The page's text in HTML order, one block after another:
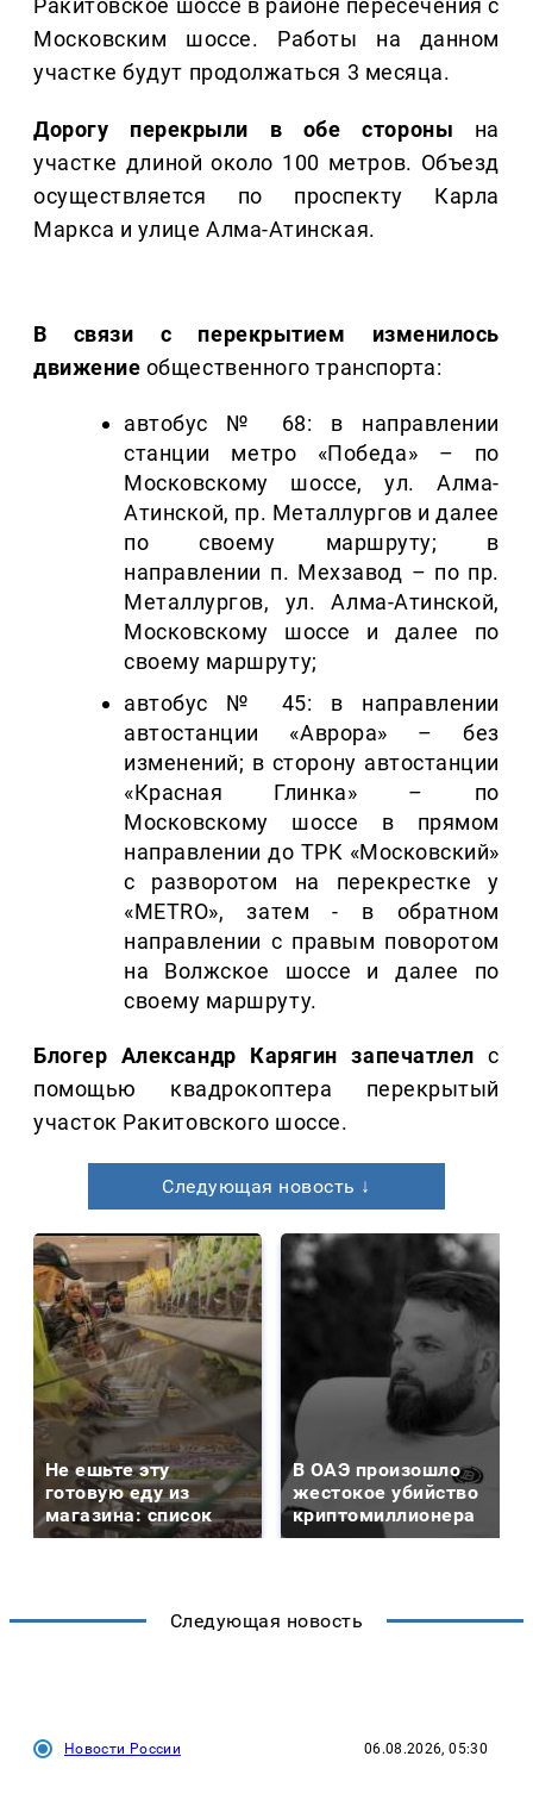
Ракитовское шоссе в районе пересечения с
Московским шоссе. Работы на данном
участке будут продолжаться 3 месяца.
Дорогу перекрыли в обе стороны на
участке длиной около 100 метров. Объезд
осуществляется по проспекту Карла
Маркса и улице Алма-Атинская.
В связи с перекрытием изменилось
движение общественного транспорта:
автобус № 68: в направлении
станции метро «Победа» – по
Московскому шоссе, ул. Алма-
Атинской, пр. Металлургов и далее
по своему маршруту; в
направлении п. Мехзавод – по пр.
Металлургов, ул. Алма-Атинской,
Московскому шоссе и далее по
своему маршруту;
автобус № 45: в направлении
автостанции «Аврора» – без
изменений; в сторону автостанции
«Красная Глинка» – по
Московскому шоссе в прямом
направлении до ТРК «Московский»
с разворотом на перекрестке у
«METRO», затем - в обратном
направлении с правым поворотом
на Волжское шоссе и далее по
своему маршруту.
Блогер Александр Карягин запечатлел с
помощью квадрокоптера перекрытый
участок Ракитовского шоссе.
Следующая новость ↓
Не ешьте эту
готовую еду из
магазина: список
В ОАЭ произошло
жестокое убийство
криптомиллионера
Следующая новость
Новости России 06.08.2026, 05:30